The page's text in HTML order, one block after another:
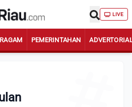
LIVE
RAGAM PEMERINTAHAN